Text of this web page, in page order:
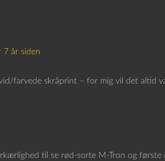
7 år siden
farvede skråprint – for mig vil det altid
til se rød-sorte M-Tron og første